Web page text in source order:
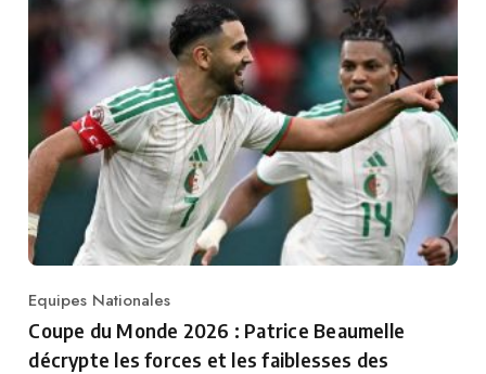
Category
Equipes Nationales
Coupe du Monde 2026 : Patrice Beaumelle
décrypte les forces et les faiblesses des